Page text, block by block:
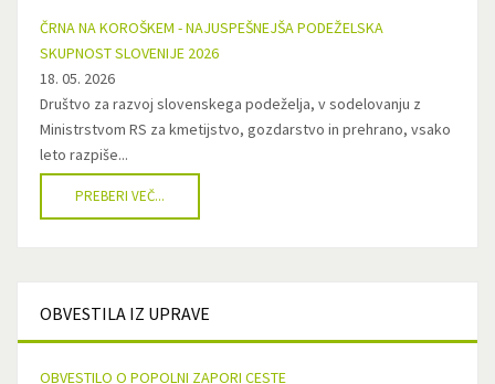
ČRNA NA KOROŠKEM - NAJUSPEŠNEJŠA PODEŽELSKA
SKUPNOST SLOVENIJE 2026
18. 05. 2026
Društvo za razvoj slovenskega podeželja, v sodelovanju z
Ministrstvom RS za kmetijstvo, gozdarstvo in prehrano, vsako
leto razpiše...
PREBERI VEČ...
OBVESTILA IZ UPRAVE
OBVESTILO O POPOLNI ZAPORI CESTE